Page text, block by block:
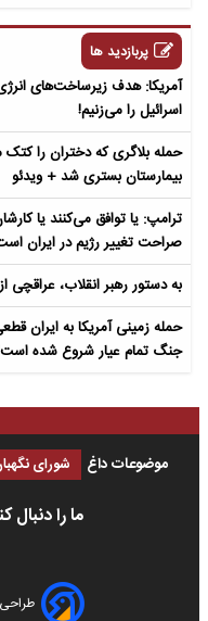
پربازدید ها
آمریکا: هدف زیرساخت‌های
اسرائیل را می‌زنیم!
حمله بلاگری که دختران را
بیمارستان بستری شد + ویدئو
ترامپ: یا توافق می‌کنند یا
صراحت تغییر رژیم در ایران
به دستور رهبر انقلاب، عراقچی
حمله زمینی آمریکا به
جنگ تمام عیار شروع شده
موضوعات داغ شورای
ما را دنبال